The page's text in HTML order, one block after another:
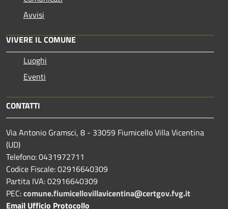
Avvisi
VIVERE IL COMUNE
Luoghi
Eventi
CONTATTI
Via Antonio Gramsci, 8 - 33059 Fiumicello Villa Vicentina
(UD)
Telefono: 0431972711
Codice Fiscale: 02916640309
Partita IVA: 02916640309
PEC:comune.fiumicellovillavicentina@certgov.fvg.it
Email Ufficio Protocollo